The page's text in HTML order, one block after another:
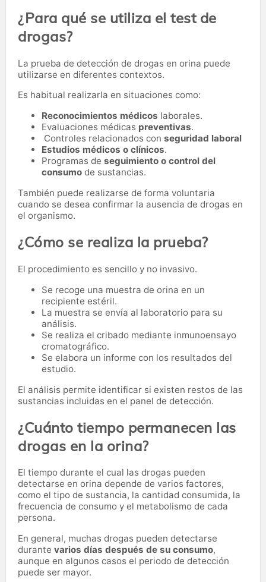
¿Para qué se utiliza el test de
drogas?
La prueba de detección de drogas en orina puede
utilizarse en diferentes contextos.
Es habitual realizarla en situaciones como:
Reconocimientos médicos laborales.
Evaluaciones médicas preventivas.
Controles relacionados con seguridad laboral
Estudios médicos o clínicos.
Programas de seguimiento o control del
consumo de sustancias.
También puede realizarse de forma voluntaria
cuando se desea confirmar la ausencia de drogas en
el organismo.
¿Cómo se realiza la prueba?
El procedimiento es sencillo y no invasivo.
Se recoge una muestra de orina en un
recipiente estéril.
La muestra se envía al laboratorio para su
análisis.
Se realiza el cribado mediante inmunoensayo
cromatográfico.
Se elabora un informe con los resultados del
estudio.
El análisis permite identificar si existen restos de las
sustancias incluidas en el panel de detección.
¿Cuánto tiempo permanecen las
drogas en la orina?
El tiempo durante el cual las drogas pueden
detectarse en orina depende de varios factores,
como el tipo de sustancia, la cantidad consumida, la
frecuencia de consumo y el metabolismo de cada
persona.
En general, muchas drogas pueden detectarse
durante varios días después de su consumo,
aunque en algunos casos el periodo de detección
puede ser mayor.